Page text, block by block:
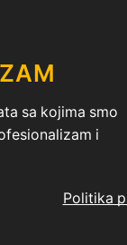
sa kojima smo
i
Politika